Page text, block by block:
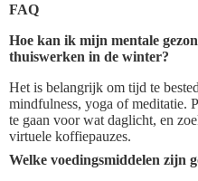
FAQ
Hoe kan ik mijn mentale
thuiswerken in de winter?
Het is belangrijk om tijd te
mindfulness, yoga of meditatie.
te gaan voor wat daglicht, en
virtuele koffiepauzes.
Welke voedingsmiddelen zijn